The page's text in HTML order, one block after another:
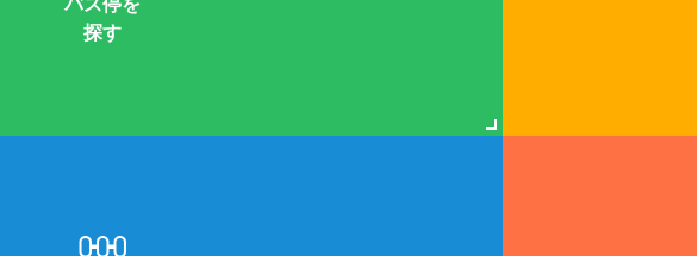
バス停を
探す